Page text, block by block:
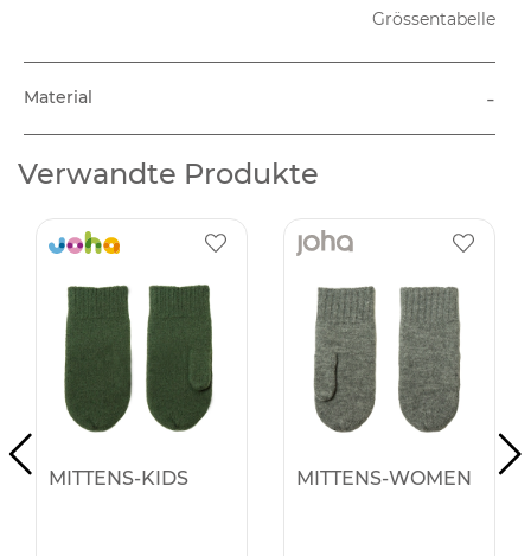
Grössentabelle
Material -
Verwandte Produkte
MITTENS-KIDS MITTENS-WOMEN